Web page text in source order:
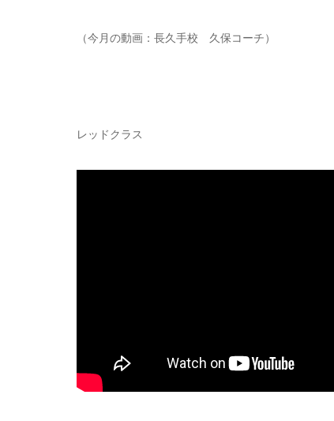
（今月の動画：長久手校 久保コーチ）
レッドクラス